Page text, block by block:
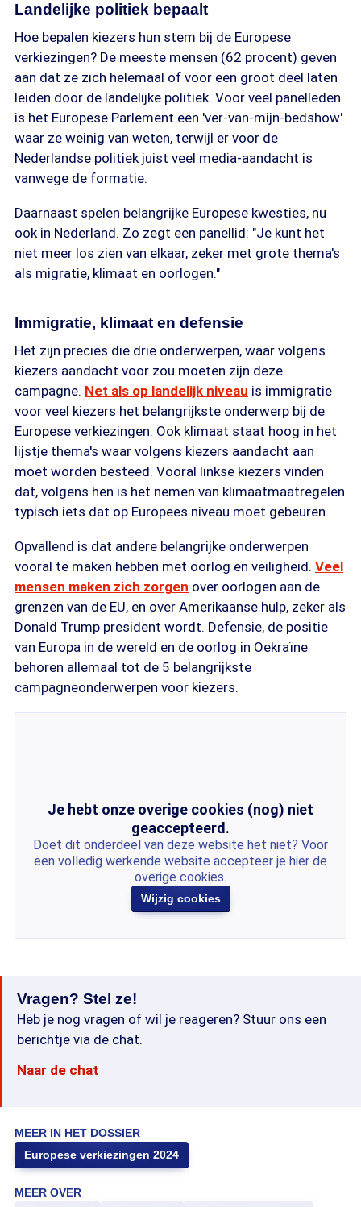
Landelijke politiek bepaalt
Hoe bepalen kiezers hun stem bij de Europese
verkiezingen? De meeste mensen (62 procent) geven
aan dat ze zich helemaal of voor een groot deel laten
leiden door de landelijke politiek. Voor veel panelleden
is het Europese Parlement een 'ver-van-mijn-bedshow'
waar ze weinig van weten, terwijl er voor de
Nederlandse politiek juist veel media-aandacht is
vanwege de formatie.
Daarnaast spelen belangrijke Europese kwesties, nu
ook in Nederland. Zo zegt een panellid: "Je kunt het
niet meer los zien van elkaar, zeker met grote thema's
als migratie, klimaat en oorlogen."
Immigratie, klimaat en defensie
Het zijn precies die drie onderwerpen, waar volgens
kiezers aandacht voor zou moeten zijn deze
campagne. Net als op landelijk niveau is immigratie
voor veel kiezers het belangrijkste onderwerp bij de
Europese verkiezingen. Ook klimaat staat hoog in het
lijstje thema's waar volgens kiezers aandacht aan
moet worden besteed. Vooral linkse kiezers vinden
dat, volgens hen is het nemen van klimaatmaatregelen
typisch iets dat op Europees niveau moet gebeuren.
Opvallend is dat andere belangrijke onderwerpen
vooral te maken hebben met oorlog en veiligheid. Veel
mensen maken zich zorgen over oorlogen aan de
grenzen van de EU, en over Amerikaanse hulp, zeker als
Donald Trump president wordt. Defensie, de positie
van Europa in de wereld en de oorlog in Oekraïne
behoren allemaal tot de 5 belangrijkste
campagneonderwerpen voor kiezers.
Je hebt onze overige cookies (nog) niet
geaccepteerd.
Doet dit onderdeel van deze website het niet? Voor
een volledig werkende website accepteer je hier de
overige cookies.
Wijzig cookies
Vragen? Stel ze!
Heb je nog vragen of wil je reageren? Stuur ons een
berichtje via de chat.
Naar de chat
MEER IN HET DOSSIER
Europese verkiezingen 2024
MEER OVER